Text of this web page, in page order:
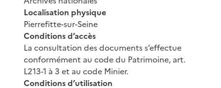
Localisation physique
Pierrefitte-sur-Seine
Conditions d’accès
La consultation des documents s’effectue
conformément au code du Patrimoine, art.
L213-1 à 3 et au code Minier.
Conditions d’utilisation